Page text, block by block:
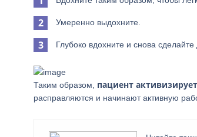
Умеренно выдохните.
Глубоко вдохните и снова сделайте
Таким образом, пациент
расправляются и начинают активную